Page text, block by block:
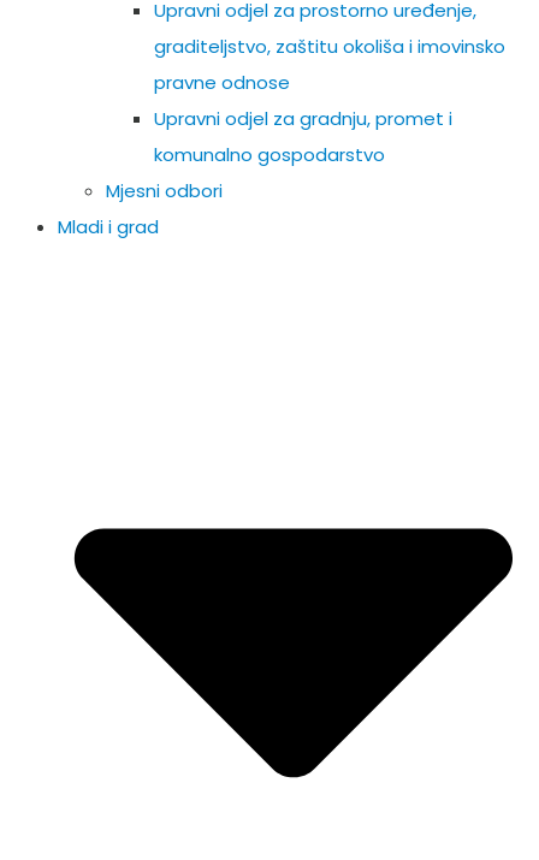
Upravni odjel za prostorno uređenje,
graditeljstvo, zaštitu okoliša i imovinsko
pravne odnose
Upravni odjel za gradnju, promet i
komunalno gospodarstvo
Mjesni odbori
Mladi i grad